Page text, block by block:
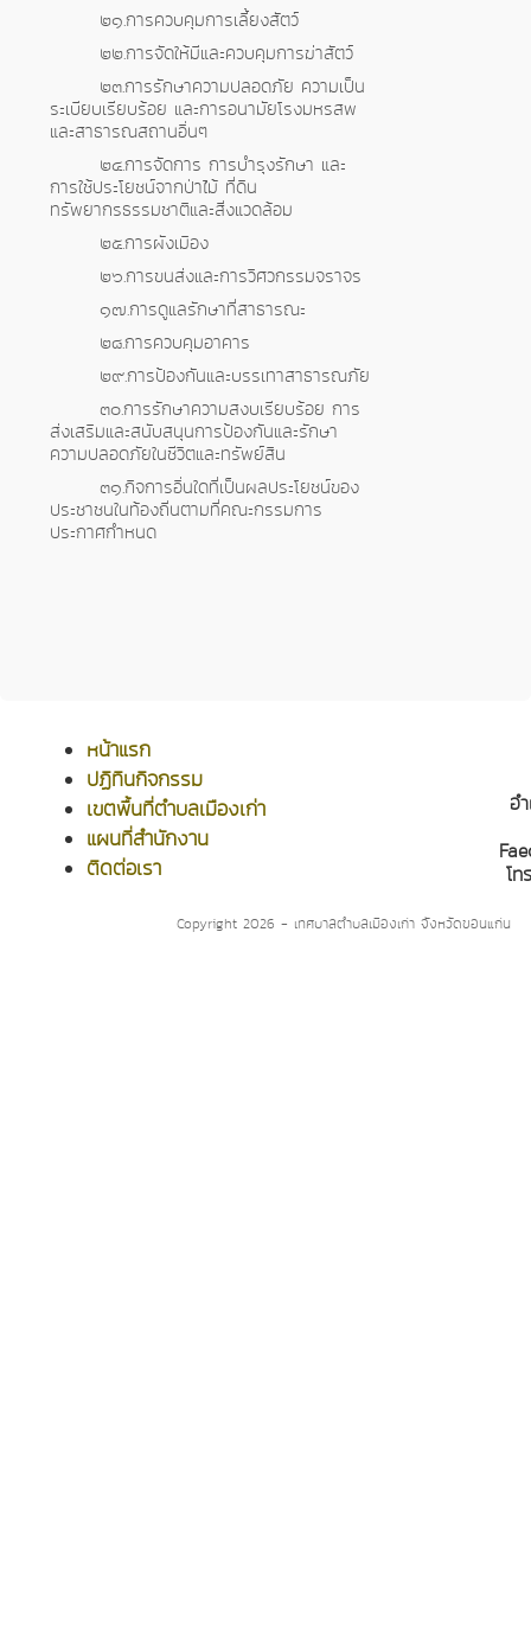
Copyright 2026 - เทศบาลตำบลเมืองเก่า จังหวัดขอนแก่น
๒๑.การควบคุมการเลี้ยงสัตว์
๒๒.การจัดให้มีและควบคุมการฆ่าสัตว์
๒๓.การรักษาความปลอดภัย ความเป็น
ระเบียบเรียบร้อย และการอนามัยโรงมหรสพ
และสาธารณสถานอื่นๆ
๒๔.การจัดการ การบำรุงรักษา และ
การใช้ประโยชน์จากป่าไม้ ที่ดิน
ทรัพยากรธรรมชาติและสิ่งแวดล้อม
๒๕.การผังเมือง
๒๖.การขนส่งและการวิศวกรรมจราจร
๑๗.การดูแลรักษาที่สาธารณะ
๒๘.การควบคุมอาคาร
๒๙.การป้องกันและบรรเทาสาธารณภัย
๓๐.การรักษาความสงบเรียบร้อย การ
ส่งเสริมและสนับสนุนการป้องกันและรักษา
ความปลอดภัยในชีวิตและทรัพย์สิน
๓๑.กิจการอื่นใดที่เป็นผลประโยชน์ของ
ประชาชนในท้องถิ่นตามที่คณะกรรมการ
ประกาศกำหนด
หน้าแรก
ปฏิทินกิจกรรม
เขตพื้นที่ตำบลเมืองเก่า
แผนที่สำนักงาน
ติดต่อเรา
อ
โ